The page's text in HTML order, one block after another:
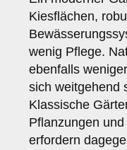
Kiesflächen,
wenig Pflege.
ebenfalls
sich weitgehend
Klassische
Pflanzungen
erfordern